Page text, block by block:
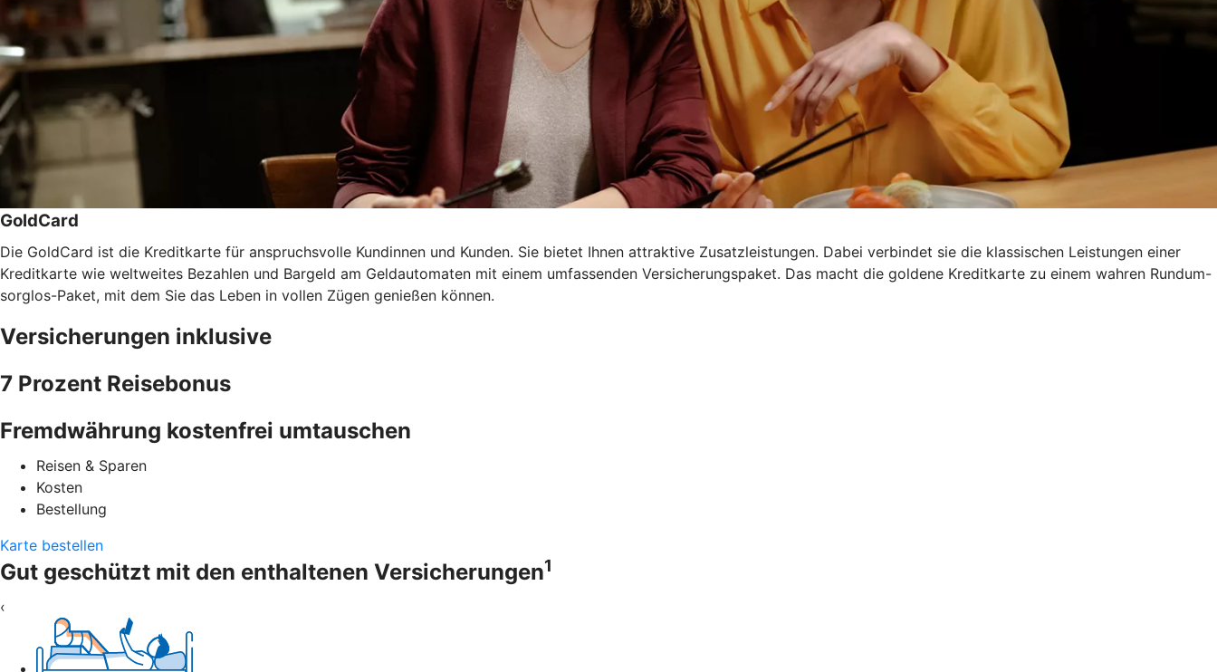
GoldCard
Die GoldCard ist die Kreditkarte für anspruchsvolle Kundinnen und Kunden. Sie bietet Ihnen attraktive Zusatzleistungen. Dabei verbindet sie die klassischen Leistungen einer
Kreditkarte wie weltweites Bezahlen und Bargeld am Geldautomaten mit einem umfassenden Versicherungspaket. Das macht die goldene Kreditkarte zu einem wahren Rundum-
sorglos-Paket, mit dem Sie das Leben in vollen Zügen genießen können.
Versicherungen inklusive
7 Prozent Reisebonus
Fremdwährung kostenfrei umtauschen
Reisen & Sparen
Kosten
Bestellung
Karte bestellen
Gut geschützt mit den enthaltenen Versicherungen1
‹